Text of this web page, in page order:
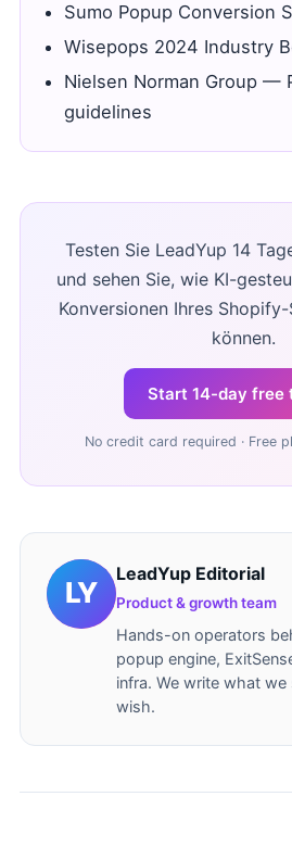
Sumo Popup Conversion
Wisepops 2024 Industry
Nielsen Norman Group —
guidelines
Testen Sie LeadYup 14
und sehen Sie, wie KI-
Konversionen Ihres
können.
Start 14-day free
No credit card required · Free
LeadYup Editorial
Product & growth team
Hands-on operators
popup engine,
infra. We write what
wish.